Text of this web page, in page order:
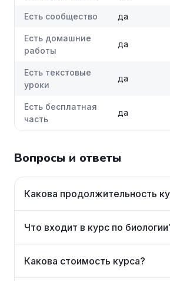
Есть сообщество да
Есть домашние
работы
да
Есть текстовые
уроки
да
Есть бесплатная
часть
да
Вопросы и ответы
Какова продолжительность
Что входит в курс по
Какова стоимость курса?